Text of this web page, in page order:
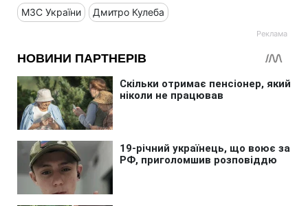
МЗС України Дмитро Кулеба